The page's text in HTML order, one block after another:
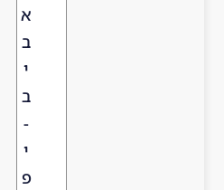
א
ב
י
ב
-
י
פ